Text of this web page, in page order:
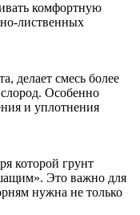
комфортную
лиственных
делает смесь более
Особенно
и уплотнения
которой грунт
Это важно для
нужна не только